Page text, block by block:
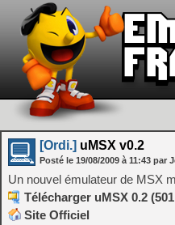
[Ordi.] uMSX v0.2
Posté le 19/08/2009 à 11:43 par
Un nouvel émulateur de MSX
Télécharger uMSX 0.2
Site Officiel